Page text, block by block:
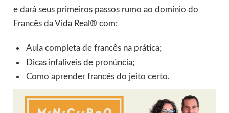
e dará seus primeiros passos rumo ao domínio do
Francês da Vida Real® com:
Aula completa de francês na prática;
Dicas infalíveis de pronúncia;
Como aprender francês do jeito certo.